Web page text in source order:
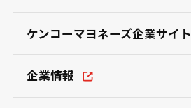
ケンコーマヨネーズ企業サイト
企業情報